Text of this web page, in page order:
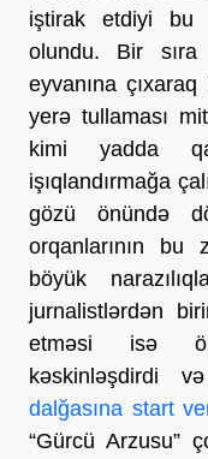
iştirak etdiyi bu
olundu. Bir sıra
eyvanına çıxaraq
yerə tullaması
kimi yadda
işıqlandırmağa
gözü önündə
orqanlarının bu
böyük
jurnalistlərdən
etməsi isə
kəskinləşdirdi
dalğasına start
“Gürcü Arzusu”